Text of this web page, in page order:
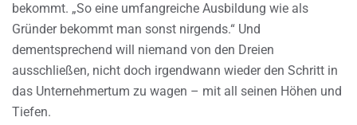
bekommt. „So eine umfangreiche Ausbildung wie als
Gründer bekommt man sonst nirgends.“ Und
dementsprechend will niemand von den Dreien
ausschließen, nicht doch irgendwann wieder den Schritt in
das Unternehmertum zu wagen – mit all seinen Höhen und
Tiefen.